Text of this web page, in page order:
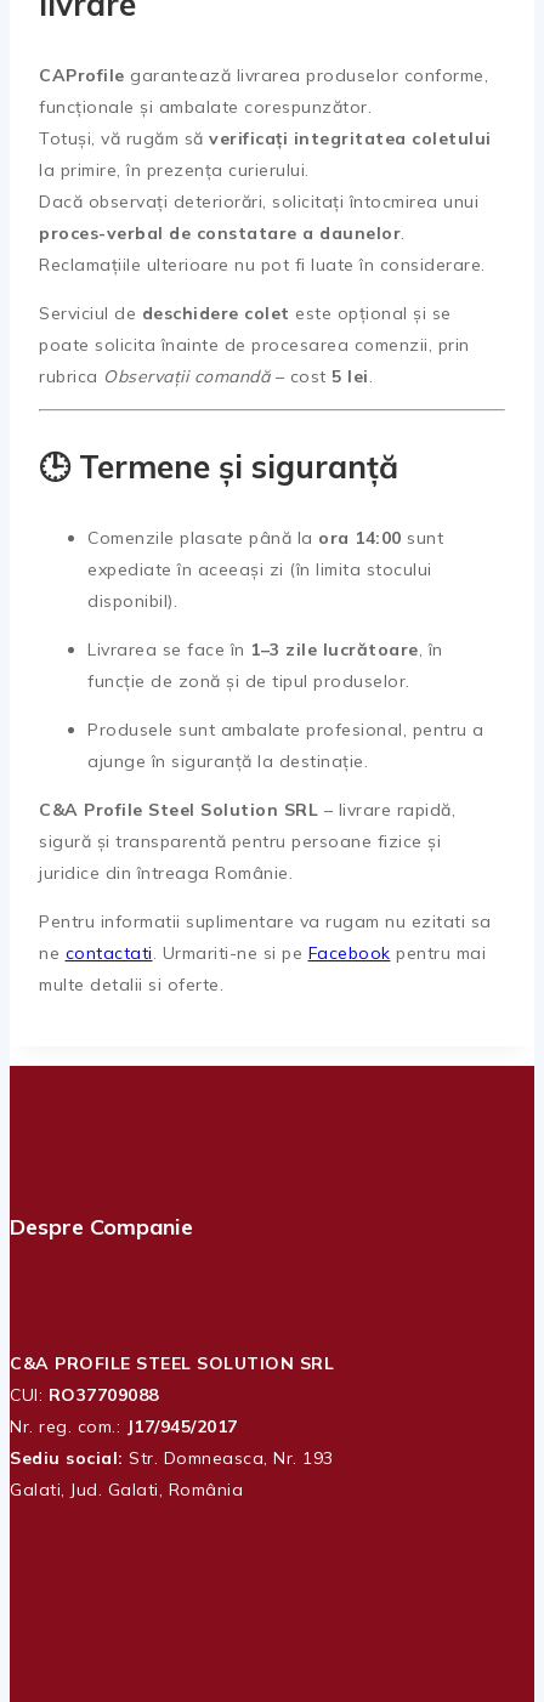
CAProfile garantează livrarea produselor conforme,
funcționale și ambalate corespunzător.
Totuși, vă rugăm să verificați integritatea coletului
la primire, în prezența curierului.
Dacă observați deteriorări, solicitați întocmirea unui
proces-verbal de constatare a daunelor.
Reclamațiile ulterioare nu pot fi luate în considerare.
Serviciul de deschidere colet este opțional și se
poate solicita înainte de procesarea comenzii, prin
rubrica Observații comandă– cost 5 lei.
🕒 Termene și siguranță
Comenzile plasate până la ora 14:00 sunt
expediate în aceeași zi (în limita stocului
disponibil).
Livrarea se face în 1–3 zile lucrătoare, în
funcție de zonă și de tipul produselor.
Produsele sunt ambalate profesional, pentru a
ajunge în siguranță la destinație.
C&A Profile Steel Solution SRL – livrare rapidă,
sigură și transparentă pentru persoane fizice și
juridice din întreaga Românie.
Pentru informatii suplimentare va rugam nu ezitati sa
ne contactati. Urmariti-ne si pe Facebook pentru mai
multe detalii si oferte.
Despre Companie
C&A PROFILE STEEL SOLUTION SRL
CUI: RO37709088
Nr. reg. com.: J17/945/2017
Sediu social: Str. Domneasca, Nr. 193
Galati, Jud. Galati, România